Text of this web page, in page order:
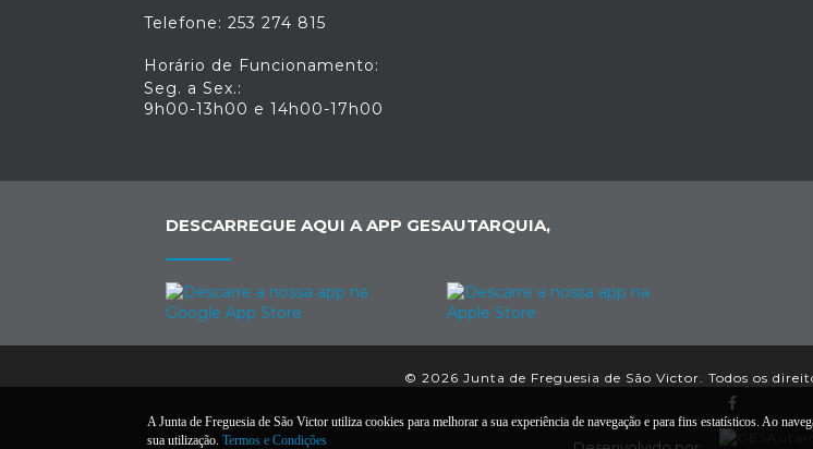
Telefone: 253 274 815
Horário de Funcionamento:
Seg. a Sex.:
9h00-13h00 e 14h00-17h00
DESCARREGUE AQUI A APP GESAUTARQUIA,
© 2026 Junta de Freguesia de São Victor. Todos os
A Junta de Freguesia de São Victor utiliza cookies para melhorar a sua experiência de navegação e para fins estatísticos. Ao
sua utilização. Termos e Condições